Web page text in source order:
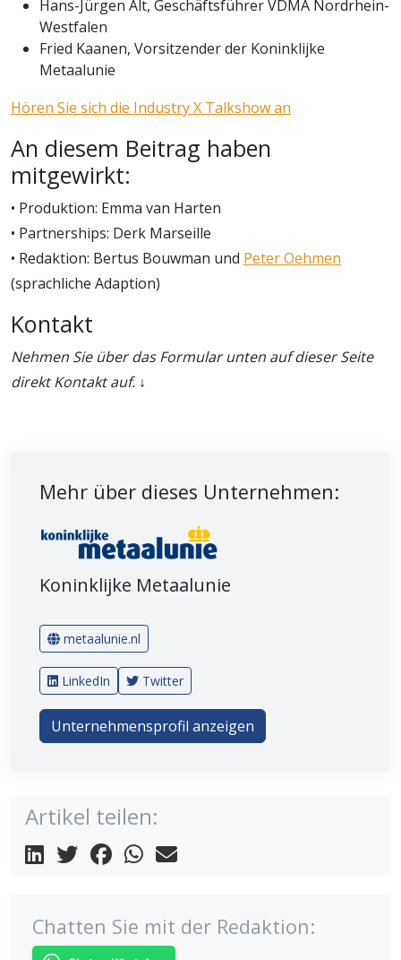
Hans-Jürgen Alt, Geschäftsführer VDMA Nordrhein-
Westfalen
Fried Kaanen, Vorsitzender der Koninklijke
Metaalunie
Hören Sie sich die Industry X Talkshow an
An diesem Beitrag haben
mitgewirkt:
• Produktion: Emma van Harten
• Partnerships: Derk Marseille
• Redaktion: Bertus Bouwman und Peter Oehmen
(sprachliche Adaption)
Kontakt
Nehmen Sie über das Formular unten auf dieser Seite
direkt Kontakt auf. ↓
Mehr über dieses Unternehmen:
Koninklijke Metaalunie
metaalunie.nl
LinkedIn Twitter
Unternehmensprofil anzeigen
Artikel teilen:
Chatten Sie mit der Redaktion: